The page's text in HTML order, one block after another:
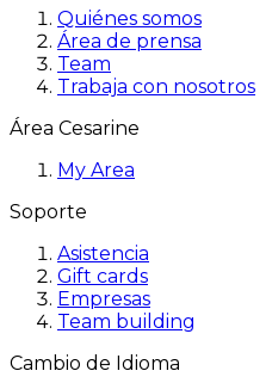
Quiénes somos
Área de prensa
Team
Trabaja con nosotros
Área Cesarine
My Area
Soporte
Asistencia
Gift cards
Empresas
Team building
Cambio de Idioma